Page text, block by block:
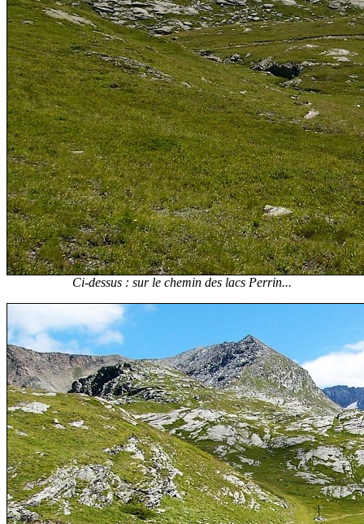
Ci-dessus : sur le chemin des lacs Perrin...